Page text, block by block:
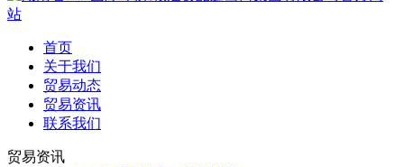
首页
关于我们
贸易动态
贸易资讯
联系我们
贸易资讯